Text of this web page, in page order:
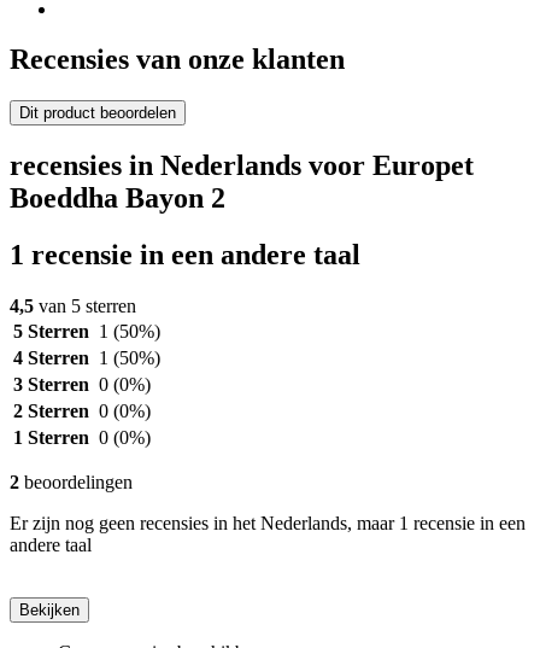
Recensies van onze klanten
Dit product beoordelen
recensies in Nederlands voor Europet
Boeddha Bayon 2
1 recensie in een andere taal
4,5 van 5 sterren
5 Sterren 1 (50%)
4 Sterren 1 (50%)
3 Sterren 0 (0%)
2 Sterren 0 (0%)
1 Sterren 0 (0%)
2 beoordelingen
Er zijn nog geen recensies in het Nederlands, maar 1 recensie in een
andere taal
Bekijken